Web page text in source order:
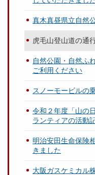
真木真昼県立自然
虎毛山登山道の通
自然公園・自然ふ
ご利用ください
スノーモービルの
令和２年度「山の
ランティアの活動
明治安田生命保険
きました
大阪ガスケミカル